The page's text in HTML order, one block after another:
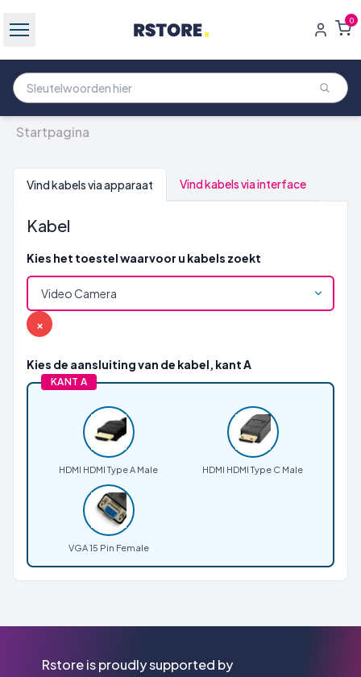
0
Startpagina
Vind kabels via apparaat Vind kabels via interface
Kabel
Kies het toestel waarvoor u kabels zoekt
×
Kies de aansluiting van de kabel, kant A
KANT A
HDMI HDMI Type A Male HDMI HDMI Type C Male
VGA 15 Pin Female
Rstore is proudly supported by